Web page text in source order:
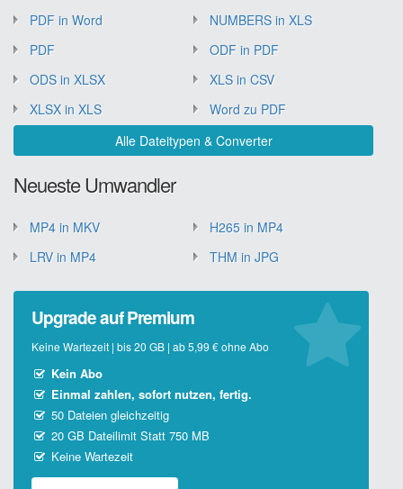
PDF in Word
NUMBERS in XLS
PDF
ODF in PDF
ODS in XLSX
XLS in CSV
XLSX in XLS
Word zu PDF
Alle Dateitypen & Converter
Neueste Umwandler
MP4 in MKV
H265 in MP4
LRV in MP4
THM in JPG
Upgrade auf Premium
Keine Wartezeit | bis 20 GB | ab 5,99 € ohne Abo
Kein Abo
Einmal zahlen, sofort nutzen, fertig.
50 Dateien gleichzeitig
20 GB Dateilimit Statt 750 MB
Keine Wartezeit